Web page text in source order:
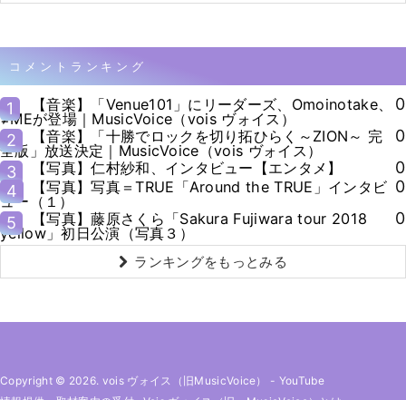
コメントランキング
1
【音楽】「Venue101」にリーダーズ、Omoinotake、
≠MEが登場｜MusicVoice（vois ヴォイス）
0
2
【音楽】「十勝でロックを切り拓ひらく～ZION～ 完
全版」放送決定｜MusicVoice（vois ヴォイス）
0
3
【写真】仁村紗和、インタビュー【エンタメ】
0
4
【写真】写真＝TRUE「Around the TRUE」インタビ
ュー（１）
0
5
【写真】藤原さくら「Sakura Fujiwara tour 2018
yellow」初日公演（写真３）
0
ランキングをもっとみる
Copyright © 2026. vois ヴォイス（旧MusicVoice） - YouTube